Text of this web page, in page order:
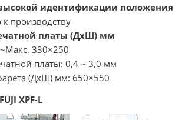
идентификации положения
производству
платы (ДхШ) мм
330×250
платы: 0,4 ~ 3,0 мм
(ДхШ) мм: 650×550
XPF-L